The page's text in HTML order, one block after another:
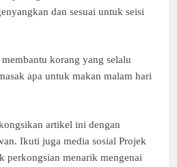
dan sesuai untuk seisi
korang yang selalu
apa untuk makan malam hari
artikel ini dengan
Ikuti juga media sosial Projek
perkongsian menarik mengenai